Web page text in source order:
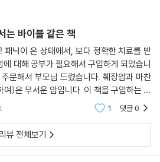
으로 전이된 것을 이차성 간암이라 한다. 이
것이 아니라 원래의 암, 즉 원발암과 같은
암이 간으로 전이되어 암이 생겼다면 이 암
치료법 결정과 항암제 선택 역시 대장암에
간의 칭찬만 해줘도 잘하는 아이가 있는가
지!
고사하고 들어봤다는 사람조차 드물다. 환
료가 쉬운지 어려운지 감을 잡지 못한다.
지만, 발생자 수가 한 해에 7천 명 정도로
때, 우리가 주목해야 할 부분은 담도암의
인이 ‘고령’인 만큼 국내에서의 담도암 발
호자들이 얻을 수 있는 정보는 굉장히 제한
는 바이블 같은 책
패닉이 온 상태에서, 보다 정확한 치료를 받
대해 공부가 필요해서 구입하게 되었습니
문해서 부모님 드렸습니다. 췌장암과 마찬
)은 무서운 암입니다. 이 책을 구입하는 분
위한 케이스 보다는 저처럼 처절한 이유가
1 댓글0
리뷰 전체보기